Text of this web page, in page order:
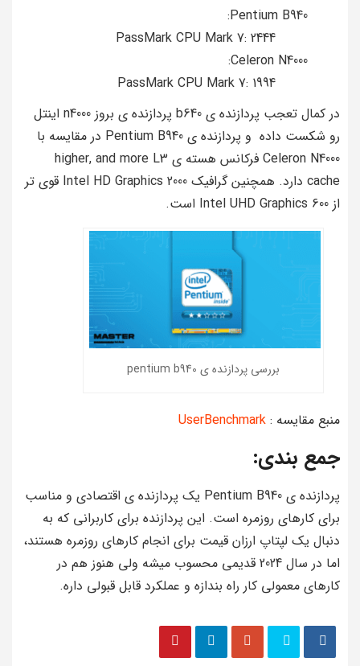
Pentium B940:
PassMark CPU Mark 7: 2444
Celeron N4000:
PassMark CPU Mark 7: 1994
در کمال تعجب پردازنده ی b640 پردازنده ی بروز n4000 اینتل
رو شکست داده و پردازنده ی Pentium B940 در مقایسه با
Celeron N4000 فرکانس هسته ی higher, and more L3
cache دارد. همچنین گرافیک Intel HD Graphics 2000 قوی تر
از Intel UHD Graphics 600 است.
بررسی پردازنده ی pentium b940
منبع مقایسه : UserBenchmark
جمع بندی:
پردازنده ی Pentium B940 یک پردازنده ی اقتصادی و مناسب
برای کارهای روزمره است. این پردازنده برای کاربرانی که به
دنبال یک لپتاپ ارزان قیمت برای انجام کارهای روزمره هستند،
اما در سال 2024 قدیمی محسوب میشه ولی هنوز هم در
کارهای معمولی کار راه بندازه و عملکرد قابل قبولی داره.